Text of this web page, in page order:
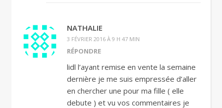
NATHALIE
3 FÉVRIER 2016 À 9 H 47 MIN
RÉPONDRE
lidl l’ayant remise en vente la semaine
dernière je me suis empressée d’aller
en chercher une pour ma fille ( elle
debute ) et vu vos commentaires je